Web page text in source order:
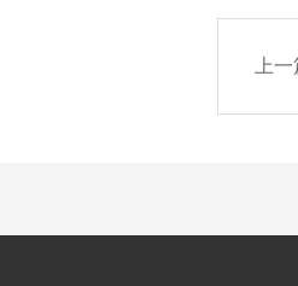
上